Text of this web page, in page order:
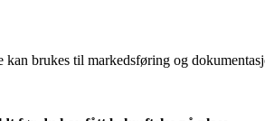
brukes til markedsføring og